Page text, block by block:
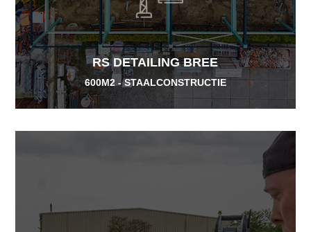
RS DETAILING BREE
600M2 - STAALCONSTRUCTIE